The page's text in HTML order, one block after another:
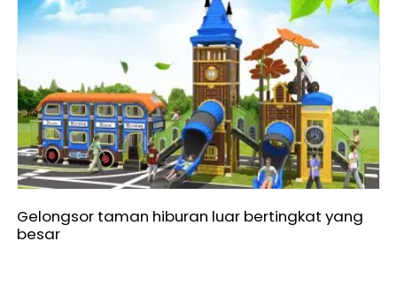
Gelongsor taman hiburan luar bertingkat yang
besar